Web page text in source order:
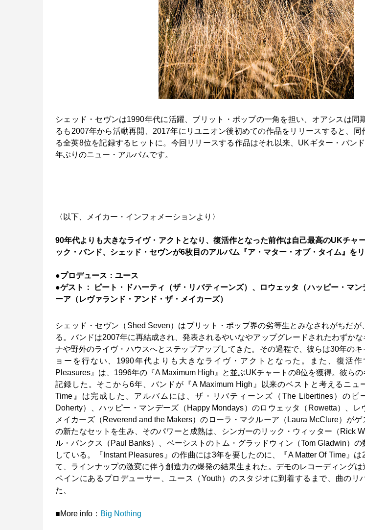
シェッド・セヴンは1990年代に活躍、ブリット・ポップの一角を担い、オアシスは同
るも2007年から活動再開、2017年にリユニオン後初めての作品をリリースすると、同
る全英8位を記録するヒットに。今回リリースする作品はそれ以来、UKギター・バン
年ぶりのニュー・アルバムです。
〈以下、メイカー・インフォメーションより〉
90年代よりも大きなライヴ・アクトとなり、復活作となった前作は自己最高のUKチャ
ック・バンド、シェッド・セヴンが6枚目のアルバム『ア・マター・オブ・タイム』をリ
●プロデュース：ユース
●ゲスト： ピート・ドハーティ（ザ・リバティーンズ）、ロウェッタ（ハッピー・マ
ーア（レヴァランド・アンド・ザ・メイカーズ）
シェッド・セヴン（Shed Seven）はブリット・ポップ界の劣等生とみなされがちだが
る。バンドは2007年に再結成され、発表されるやいなやアップグレードされたわずか
ナや野外のライヴ・ハウスへとステップアップしてきた。その過程で、彼らは30年の
ョーを行ない、1990年代よりも大きなライヴ・アクトとなった。また、復活作
Pleasures』は、1996年の『A Maximum High』と並ぶUKチャートの8位を獲得。彼ら
記録した。そこから6年、バンドが『A Maximum High』以来のベストと考えるニュ
Time』は完成した。アルバムには、ザ・リバティーンズ（The Libertines）のピ
Doherty）、ハッピー・マンデーズ（Happy Mondays）のロウェッタ（Rowetta）、レ
メイカーズ（Reverend and the Makers）のローラ・マクルーア（Laura McClure）が
の新たなセットを生み、そのパワーと成熟は、シンガーのリック・ウィッター（Rick
ル・バンクス（Paul Banks）、ベーシストのトム・グラッドウィン（Tom Gladwin）
している。『Instant Pleasures』の作曲には3年を要したのに、『A Matter Of Time』
て、ラインナップの激変に伴う創造力の爆発の結果生まれた。デモのレコーディング
ペインにあるプロデューサー、ユース（Youth）のスタジオに到着するまで、曲のリ
た、
■More info： Big Nothing